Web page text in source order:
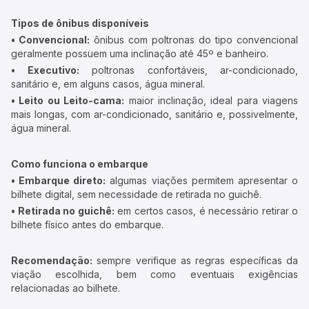
Tipos de ônibus disponíveis
• Convencional: ônibus com poltronas do tipo convencional
geralmente possuem uma inclinação até 45º e banheiro.
• Executivo: poltronas confortáveis, ar-condicionado,
sanitário e, em alguns casos, água mineral.
• Leito ou Leito-cama: maior inclinação, ideal para viagens
mais longas, com ar-condicionado, sanitário e, possivelmente,
água mineral.
Como funciona o embarque
• Embarque direto: algumas viações permitem apresentar o
bilhete digital, sem necessidade de retirada no guichê.
• Retirada no guichê: em certos casos, é necessário retirar o
bilhete físico antes do embarque.
Recomendação: sempre verifique as regras específicas da
viação escolhida, bem como eventuais exigências
relacionadas ao bilhete.